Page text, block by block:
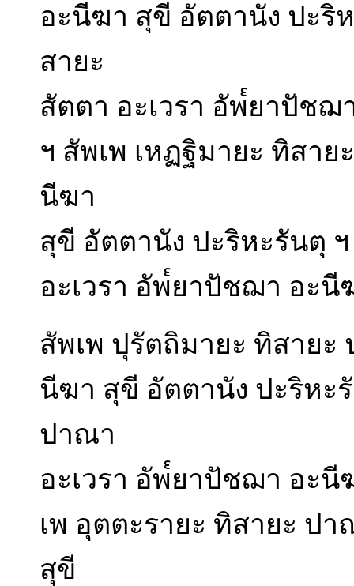
อะนีฆา สุขี อัตตานัง ปะริ
สายะ
สัตตา อะเวรา อัพ๎ยาปัช
ฯ สัพเพ เหฏฐิมายะ ทิสา
นีฆา
สุขี อัตตานัง ปะริหะรันตุ
อะเวรา อัพ๎ยาปัชฌา อะ
สัพเพ ปุรัตถิมายะ ทิสาย
นีฆา สุขี อัตตานัง ปะริหะ
ปาณา
อะเวรา อัพ๎ยาปัชฌา อะ
เพ อุตตะรายะ ทิสายะ ป
สุขี